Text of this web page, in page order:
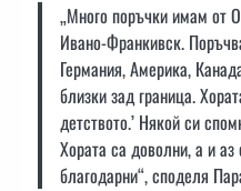
„Много поръчки имам от
Ивано-Франкивск.
Германия, Америка,
близки зад граница.
детството.’ Някой си
Хората са доволни, а и
благодарни“, споделя